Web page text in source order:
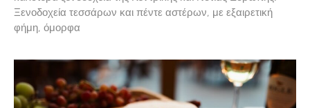
Ξενοδοχεία τεσσάρων και πέντε αστέρων, με εξαιρετική
φήμη, όμορφα